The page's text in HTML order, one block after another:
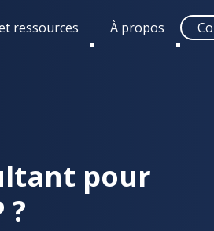
ressources
Toggle
À propos
pour
?